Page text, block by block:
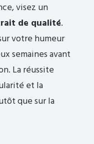
visez un
de qualité.
votre humeur
semaines avant
La réussite
et la
que sur la